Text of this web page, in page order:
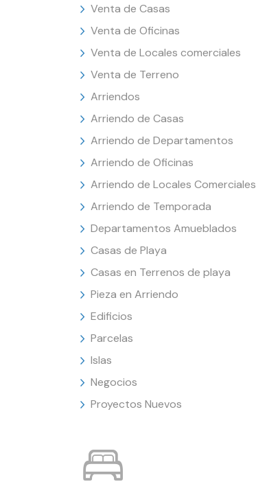
Venta de Casas
Venta de Oficinas
Venta de Locales comerciales
Venta de Terreno
Arriendos
Arriendo de Casas
Arriendo de Departamentos
Arriendo de Oficinas
Arriendo de Locales Comerciales
Arriendo de Temporada
Departamentos Amueblados
Casas de Playa
Casas en Terrenos de playa
Pieza en Arriendo
Edificios
Parcelas
Islas
Negocios
Proyectos Nuevos